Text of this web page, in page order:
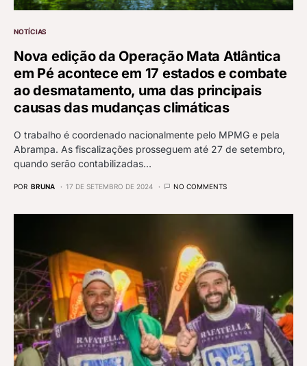
NOTÍCIAS
Nova edição da Operação Mata Atlântica
em Pé acontece em 17 estados e combate
ao desmatamento, uma das principais
causas das mudanças climáticas
O trabalho é coordenado nacionalmente pelo MPMG e pela
Abrampa. As fiscalizações prosseguem até 27 de setembro,
quando serão contabilizadas…
POR BRUNA 17 DE SETEMBRO DE 2024 NO COMMENTS